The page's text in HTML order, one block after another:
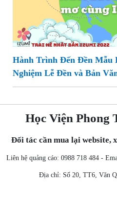
Hành Trình Đến Đền Mẫu
Nghiệm Lễ Đền và Bản
Học Viện Phong
Đối tác cần mua lại website,
Liên hệ quảng cáo: 0988 718 484 -
Địa chỉ: Số 20, TT6, Văn